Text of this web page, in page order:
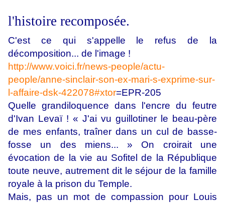
l'histoire recomposée.
C'est ce qui s'appelle le refus de la
décomposition... de l'image !
http://www.voici.fr/news-people/actu-
people/anne-sinclair-son-ex-mari-s-exprime-sur-
l-affaire-dsk-422078#xtor=EPR-205
Quelle grandiloquence dans l'encre du feutre
d'Ivan Levaï ! « J'ai vu guillotiner le beau-père
de mes enfants, traîner dans un cul de basse-
fosse un des miens... » On croirait une
évocation de la vie au Sofitel de la République
toute neuve, autrement dit le séjour de la famille
royale à la prison du Temple.
Mais, pas un mot de compassion pour Louis